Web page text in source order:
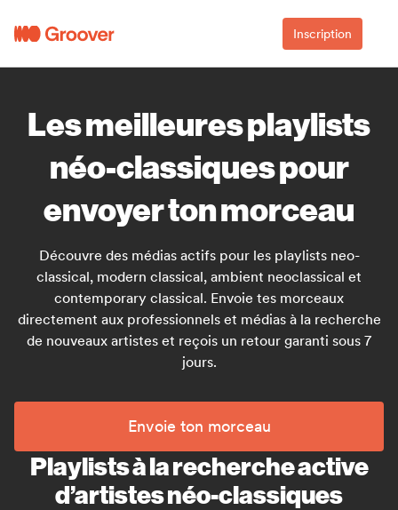
Inscription
Les meilleures playlists
néo-classiques pour
envoyer ton morceau
Découvre des médias actifs pour les playlists neo-
classical, modern classical, ambient neoclassical et
contemporary classical. Envoie tes morceaux
directement aux professionnels et médias à la recherche
de nouveaux artistes et reçois un retour garanti sous 7
jours.
Envoie ton morceau
Playlists à la recherche active
d’artistes néo-classiques